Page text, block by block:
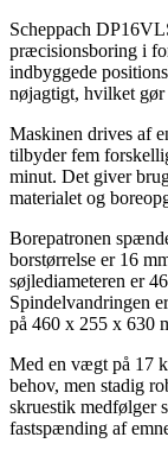
Scheppach
præcisionsboring i
indbyggede
nøjagtigt, hvilket
Maskinen drives af
tilbyder fem
minut. Det giver
materialet og
Borepatronen
borstørrelse er 16
søjlediameteren er
Spindelvandringen
på 460 x 255 x 630
Med en vægt på 17
behov, men stadig
skruestik medfølger
fastspænding af